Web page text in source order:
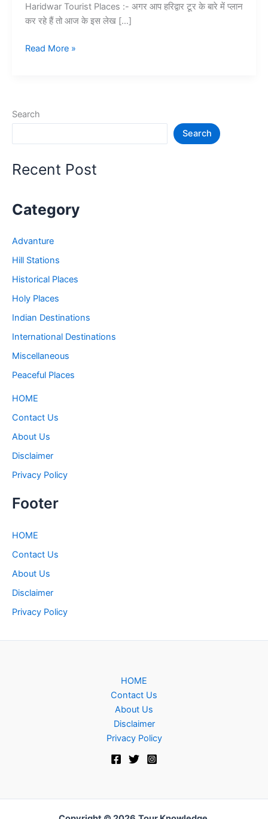
Haridwar Tourist Places :- अगर आप हरिद्वार टूर के बारे में प्लान
कर रहे हैं तो आज के इस लेख […]
हरिद्वार
–
Read More »
Search
Search
Recent Post
Category
Advanture
Hill Stations
Historical Places
Holy Places
Indian Destinations
International Destinations
Miscellaneous
Peaceful Places
HOME
Contact Us
About Us
Disclaimer
Privacy Policy
Footer
HOME
Contact Us
About Us
Disclaimer
Privacy Policy
HOME
Contact Us
About Us
Disclaimer
Privacy Policy